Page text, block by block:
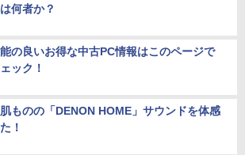
何者か？
の良いお得な中古PC情報はこのページで
ック！
ものの「DENON HOME」サウンドを体感
！